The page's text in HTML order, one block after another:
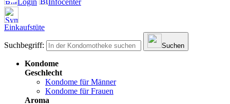
Login Infocenter
Einkaufstüte
Suchbegriff: Suchen
Kondome
Geschlecht
Kondome für Männer
Kondome für Frauen
Aroma